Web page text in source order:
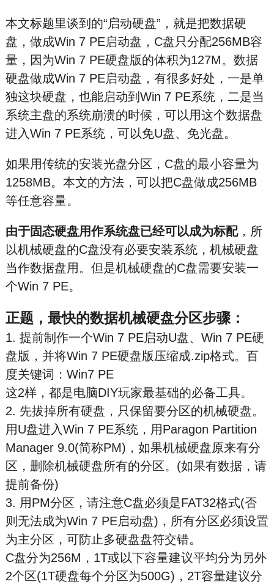
本文标题里谈到的“启动硬盘”，就是把数据硬
盘，做成Win 7 PE启动盘，C盘只分配256MB容
量，因为Win 7 PE硬盘版的体积为127M。数据
硬盘做成Win 7 PE启动盘，有很多好处，一是单
独这块硬盘，也能启动到Win 7 PE系统，二是当
系统主盘的系统崩溃的时候，可以用这个数据盘
进入Win 7 PE系统，可以免U盘、免光盘。
如果用传统的安装光盘分区，C盘的最小容量为
1258MB。本文的方法，可以把C盘做成256MB
等任意容量。
由于固态硬盘用作系统盘已经可以成为标配，所
以机械硬盘的C盘没有必要安装系统，机械硬盘
当作数据盘用。但是机械硬盘的C盘需要安装一
个Win 7 PE。
正题，最快的数据机械硬盘分区步骤：
1. 提前制作一个Win 7 PE启动U盘、Win 7 PE硬
盘版，并将Win 7 PE硬盘版压缩成.zip格式。百
度关键词：Win7 PE
这2样，都是电脑DIY玩家最基础的必备工具。
2. 先拔掉所有硬盘，只保留要分区的机械硬盘。
用U盘进入Win 7 PE系统，用Paragon Partition
Manager 9.0(简称PM)，如果机械硬盘原来有分
区，删除机械硬盘所有的分区。(如果有数据，请
提前备份)
3. 用PM分区，请注意C盘必须是FAT32格式(否
则无法成为Win 7 PE启动盘)，所有分区必须设置
为主分区，可防止多硬盘盘符交错。
C盘分为256M，1T或以下容量建议平均分为另外
2个区(1T硬盘每个分区为500G)，2T容量建议分